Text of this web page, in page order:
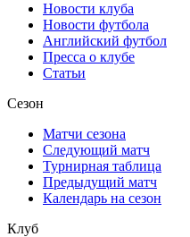
Новости клуба
Новости футбола
Английский футбол
Пресса о клубе
Статьи
Сезон
Матчи сезона
Следующий матч
Турнирная таблица
Предыдущий матч
Календарь на сезон
Клуб